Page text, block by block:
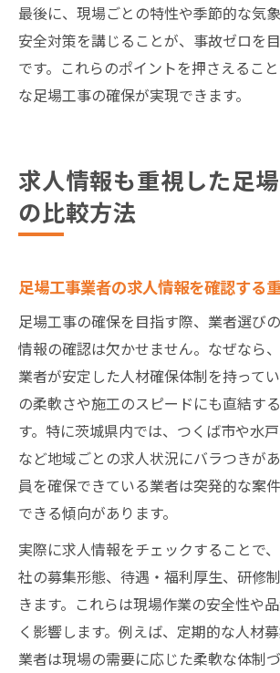
最後に、現場ごとの特性や季節的な気
安全対策を講じることが、事故ゼロを
です。これらのポイントを押さえるこ
な足場工事の確保が実現できます。
求人情報も重視した足
の比較方法
足場工事業者の求人情報を確認する
足場工事の確保を目指す際、業者選び
情報の確認は欠かせません。なぜなら
業者が安定した人材確保体制を持って
の柔軟さや施工のスピードにも直結す
す。特に茨城県内では、つくば市や水
など地域ごとの求人状況にバラつきが
員を確保できている業者は突発的な案
できる傾向があります。
実際に求人情報をチェックすることで
社の募集形態、待遇・福利厚生、研修
きます。これらは現場作業の安全性や
く影響します。例えば、定期的な人材
業者は現場の需要に応じた柔軟な体制